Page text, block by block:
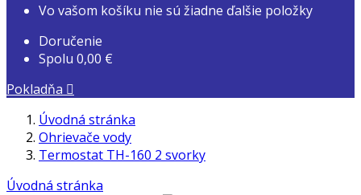
Vo vašom košíku nie sú žiadne ďalšie položky
Doručenie
Spolu 0,00 €
Pokladňa 
Úvodná stránka
Ohrievače vody
Termostat TH-160 2 svorky
Úvodná stránka